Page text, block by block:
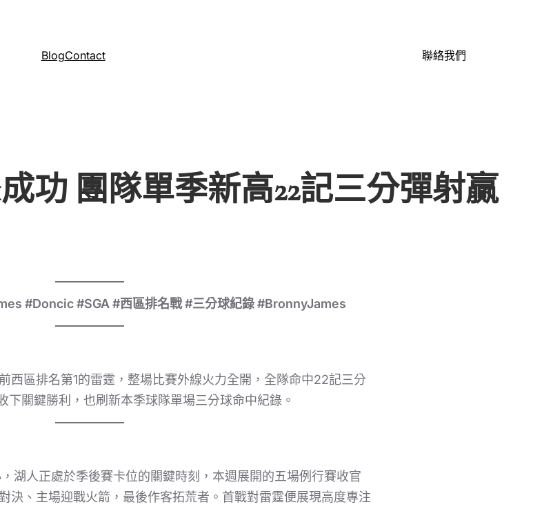
BlogContact 聯絡我們
功 團隊單季新高22記三分彈射贏
#Doncic #SGA #西區排名戰 #三分球紀錄 #BronnyJames
西區排名第1的雷霆，整場比賽外線火力全開，全隊命中22記三分
關鍵勝利，也刷新本季球隊單場三分球命中紀錄。
湖人正處於季後賽卡位的關鍵時刻，本週展開的五場例行賽收官
決、主場迎戰火箭，最後作客拓荒者。首戰對雷霆便展現高度專注